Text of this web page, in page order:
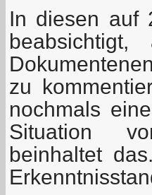
In diesen auf
zu
nochmals
Situation
beinhaltet